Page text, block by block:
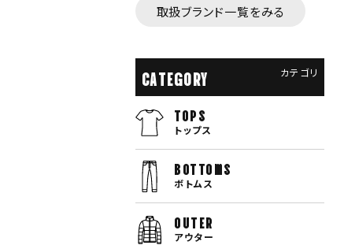
取扱ブランド一覧をみる
CATEGORY カテゴリ
TOPS
トップス
bottoms
ボトムス
OUTER
アウター